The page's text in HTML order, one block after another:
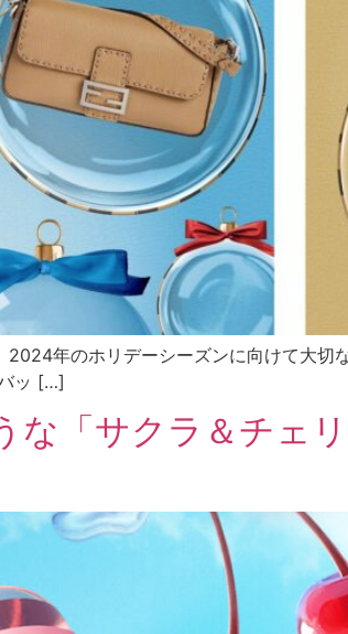
年のホリデーシーズンに向けて大切
ッ […]
な「サクラ＆チェ